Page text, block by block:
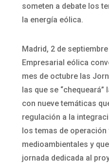
someten a debate los
la energía eólica.
Madrid, 2 de
Empresarial eólica
mes de octubre las
las que se
con nueve temáticas
regulación a la
los temas de
medioambientales y
jornada dedicada al